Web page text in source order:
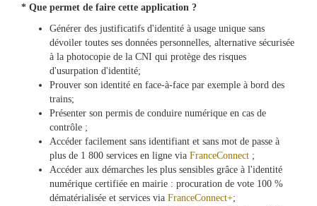
Culture
Loisirs
Tourisme
Sports
Billetterie
* Que permet de faire cette application ?
Générer des justificatifs d'identité à usage unique sans
dévoiler toutes ses données personnelles, alternative sécurisée
à la photocopie de la CNI qui protège des risques
d'usurpation d'identité;
Prouver son identité en face-à-face par exemple à bord des
trains;
Présenter son permis de conduire numérique en cas de
contrôle ;
Accéder facilement sans identifiant et sans mot de passe à
plus de 1 800 services en ligne via FranceConnect ;
Accéder aux démarches les plus sensibles grâce à l'identité
numérique certifiée en mairie : procuration de vote 100 %
dématérialisée et services via FranceConnect+;